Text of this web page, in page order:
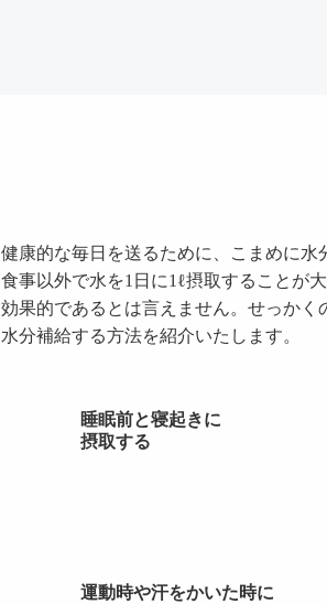
健康的な毎日を送るために、こまめに水
食事以外で水を1日に1ℓ摂取することが
効果的であるとは言えません。せっか
水分補給する方法を紹介いたします。
睡眠前と寝起きに
摂取する
運動時や汗をかいた時に